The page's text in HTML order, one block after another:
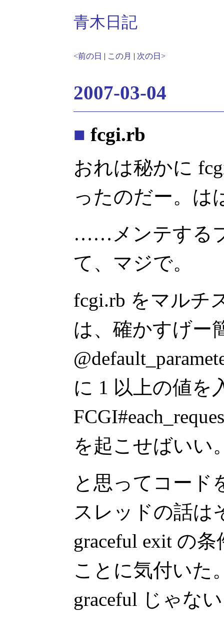
青木日記
<前の日 | この月 | 次の日>
2007-03-04
■ fcgi.rb
おれは秘かに
ったのだー。は
……メンテする
て、マジで。
fcgi.rb をマルチ
は、確かすげー
に 1 以上の値を
を起こせばいい
と思ってコード
スレッドの話は
graceful exit の
ことに気付いた
graceful じゃな